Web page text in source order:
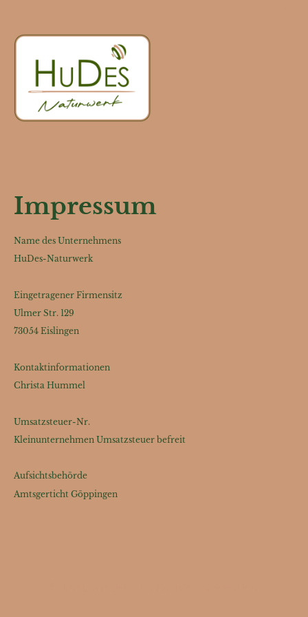
Impressum
Name des Unternehmens
HuDes-Naturwerk
Eingetragener Firmensitz
Ulmer Str. 129
73054 Eislingen
Kontaktinformationen
Christa Hummel
Umsatzsteuer-Nr.
Kleinunternehmen Umsatzsteuer befreit
Aufsichtsbehörde
Amtsgerticht Göppingen